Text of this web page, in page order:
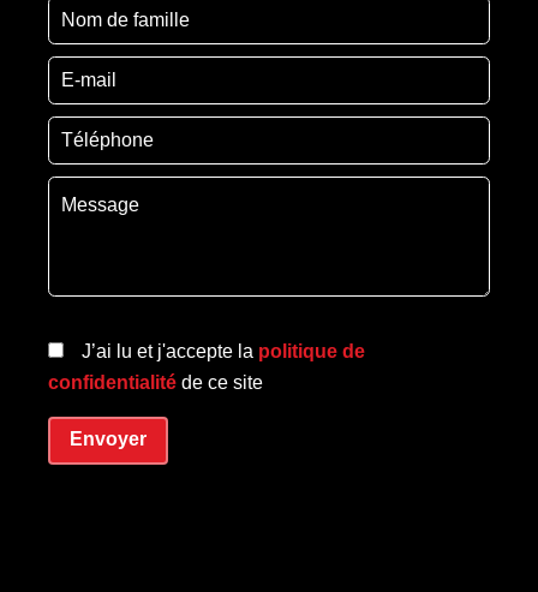
J’ai lu et j'accepte la politique de
confidentialité de ce site
Envoyer